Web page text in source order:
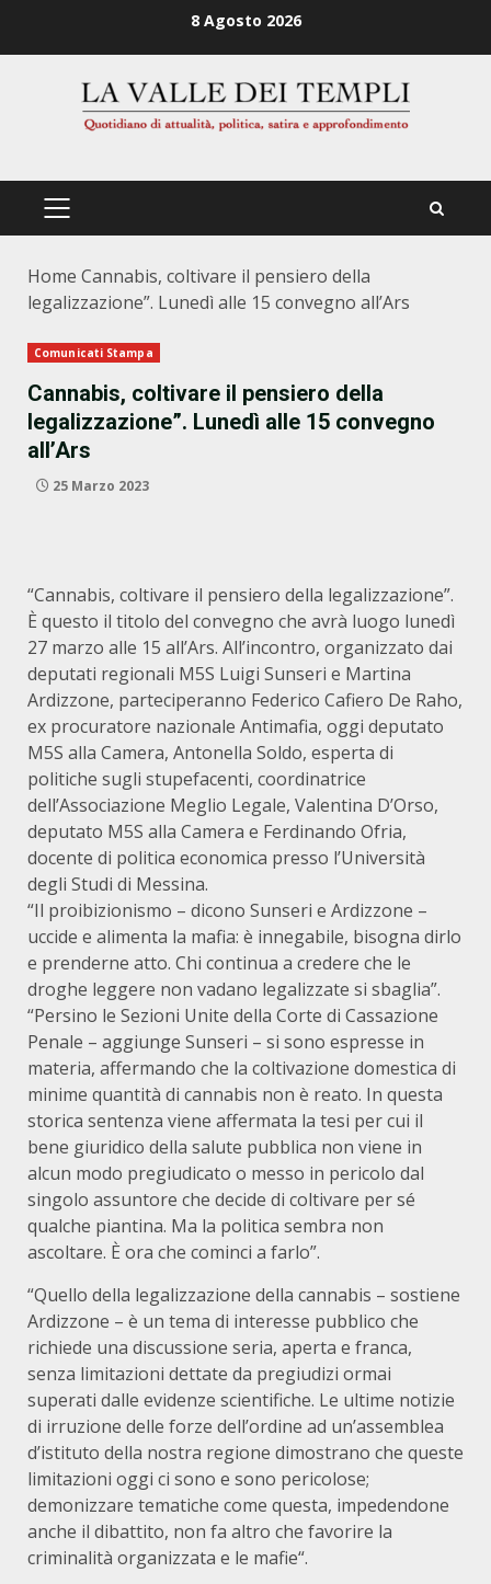
8 Agosto 2026
PRIMÄRES
Home Cannabis, coltivare il pensiero della
legalizzazione”. Lunedì alle 15 convegno all’Ars
Comunicati Stampa
Cannabis, coltivare il pensiero della
legalizzazione”. Lunedì alle 15 convegno
all’Ars
25 Marzo 2023
“Cannabis, coltivare il pensiero della legalizzazione”.
È questo il titolo del convegno che avrà luogo lunedì
27 marzo alle 15 all’Ars. All’incontro, organizzato dai
deputati regionali M5S Luigi Sunseri e Martina
Ardizzone, parteciperanno Federico Cafiero De Raho,
ex procuratore nazionale Antimafia, oggi deputato
M5S alla Camera, Antonella Soldo, esperta di
politiche sugli stupefacenti, coordinatrice
dell’Associazione Meglio Legale, Valentina D’Orso,
deputato M5S alla Camera e Ferdinando Ofria,
docente di politica economica presso l’Università
degli Studi di Messina.
“Il proibizionismo – dicono Sunseri e Ardizzone –
uccide e alimenta la mafia: è innegabile, bisogna dirlo
e prenderne atto. Chi continua a credere che le
droghe leggere non vadano legalizzate si sbaglia”.
“Persino le Sezioni Unite della Corte di Cassazione
Penale – aggiunge Sunseri – si sono espresse in
materia, affermando che la coltivazione domestica di
minime quantità di cannabis non è reato. In questa
storica sentenza viene affermata la tesi per cui il
bene giuridico della salute pubblica non viene in
alcun modo pregiudicato o messo in pericolo dal
singolo assuntore che decide di coltivare per sé
qualche piantina. Ma la politica sembra non
ascoltare. È ora che cominci a farlo”.
“Quello della legalizzazione della cannabis – sostiene
Ardizzone – è un tema di interesse pubblico che
richiede una discussione seria, aperta e franca,
senza limitazioni dettate da pregiudizi ormai
superati dalle evidenze scientifiche. Le ultime notizie
di irruzione delle forze dell’ordine ad un’assemblea
d’istituto della nostra regione dimostrano che queste
limitazioni oggi ci sono e sono pericolose;
demonizzare tematiche come questa, impedendone
anche il dibattito, non fa altro che favorire la
criminalità organizzata e le mafie“.